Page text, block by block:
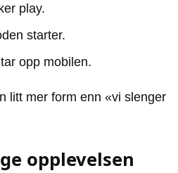
play.
starter.
opp mobilen.
litt mer form enn «vi slenger
opplevelsen